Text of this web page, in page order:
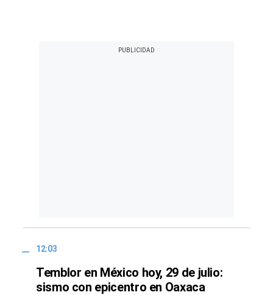
12:03
Temblor en México hoy, 29 de julio:
sismo con epicentro en Oaxaca